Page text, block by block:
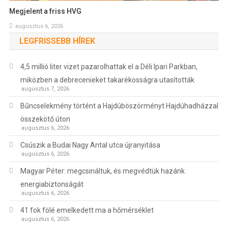
Megjelent a friss HVG
augusztus 6, 2026
LEGFRISSEBB HÍREK
4,5 millió liter vizet pazarolhattak el a Déli Ipari Parkban,
miközben a debrecenieket takarékosságra utasították
augusztus 7, 2026
Bűncselekmény történt a Hajdúböszörményt Hajdúhadházzal
összekötő úton
augusztus 6, 2026
Csúszik a Budai Nagy Antal utca újranyitása
augusztus 6, 2026
Magyar Péter: megcsináltuk, és megvédtük hazánk
energiabiztonságát
augusztus 6, 2026
41 fok fölé emelkedett ma a hőmérséklet
augusztus 6, 2026